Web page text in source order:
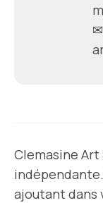
✉
Clemasine
ajoutant dans